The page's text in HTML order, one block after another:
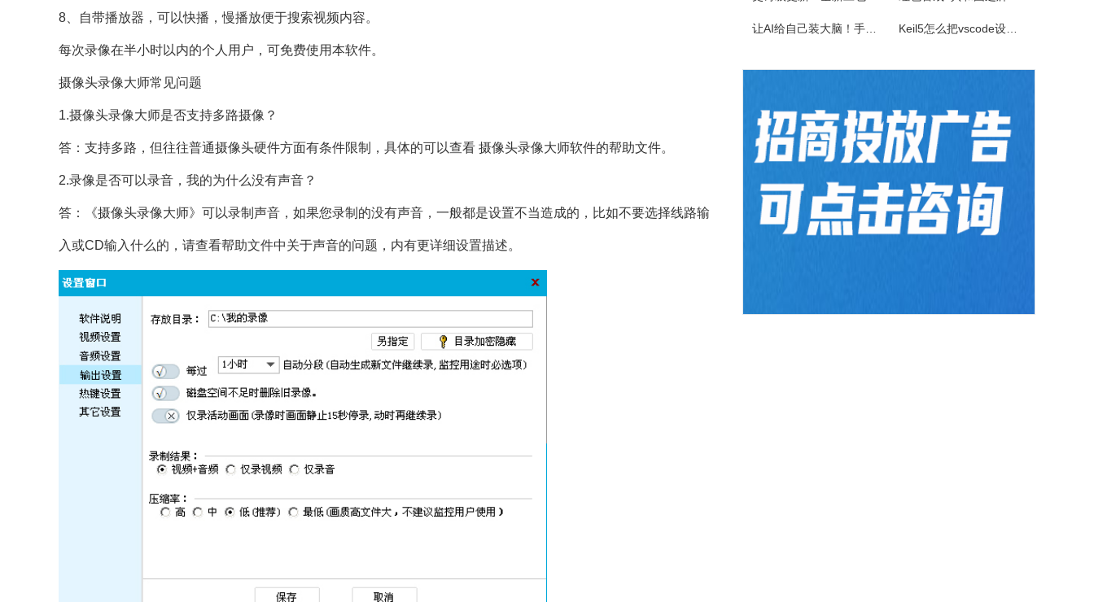
8、自带播放器，可以快播，慢播放便于搜索视频内容。
每次录像在半小时以内的个人用户，可免费使用本软件。
摄像头录像大师常见问题
1.摄像头录像大师是否支持多路摄像？
答：支持多路，但往往普通摄像头硬件方面有条件限制，具体的可以查看 摄像头录像大师软件的帮助文件。
2.录像是否可以录音，我的为什么没有声音？
答：《摄像头录像大师》可以录制声音，如果您录制的没有声音，一般都是设置不当造成的，比如不要选择线路输
入或CD输入什么的，请查看帮助文件中关于声音的问题，内有更详细设置描述。
让AI给自己装大脑！手把手教你学会安装使用Agent Skill Keil5怎么把vscode设置外部编辑器